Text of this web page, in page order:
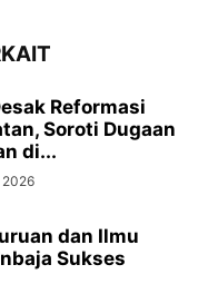
Reformasi
Soroti Dugaan
di...
2026
dan Ilmu
Sukses